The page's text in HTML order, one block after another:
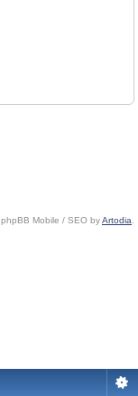
phpBB Mobile / SEO byArtodia.